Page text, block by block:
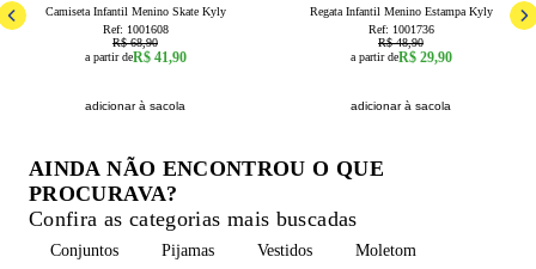
Camiseta Infantil Menino Skate Kyly
Ref: 1001608
R$ 68,90
a partir deR$ 41,90
adicionar à sacola
Regata Infantil Menino Estampa Kyly
Ref: 1001736
R$ 48,90
a partir deR$ 29,90
adicionar à sacola
AINDA NÃO ENCONTROU O QUE
PROCURAVA?
Confira as categorias mais buscadas
Conjuntos Pijamas Vestidos Moletom